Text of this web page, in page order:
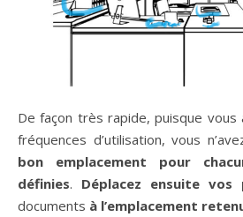
De façon très rapide, puisque
fréquences d’utilisation, vous
bon emplacement pour
définies. Déplacez ensuite vos
documents à l’emplacement